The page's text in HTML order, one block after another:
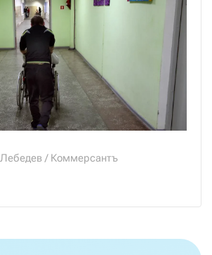
/ Коммерсантъ